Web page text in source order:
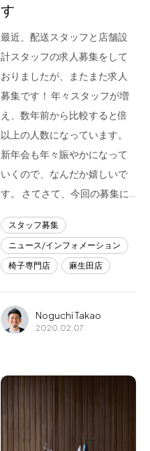
0965-52-0323
096-274-8175
0965-45-9282
す
最近、配送スタッフと店舗設
計スタッフの求人募集をして
おりましたが、またまた求人
募集です！ 年々スタッフが増
え、数年前から比較すると倍
以上の人数になっています。
新年会も年々賑やかになって
いくので、なんだか嬉しいで
す。 さてさて、今回の募集に…
スタッフ募集
ニュース/インフォメーション
椅子専門店
麻生田店
Noguchi Takao
2020.02.07